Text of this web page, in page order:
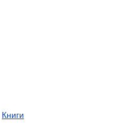
Книги